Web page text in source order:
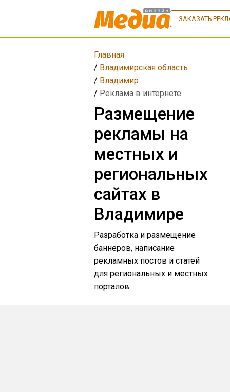
ЗАКАЗАТЬ
Главная
/ Владимирская область
/ Владимир
/ Реклама в интернете
Размещение
рекламы на
местных и
региональных
сайтах в
Владимире
Разработка и размещение
баннеров, написание
рекламных постов и статей
для региональных и местных
порталов.